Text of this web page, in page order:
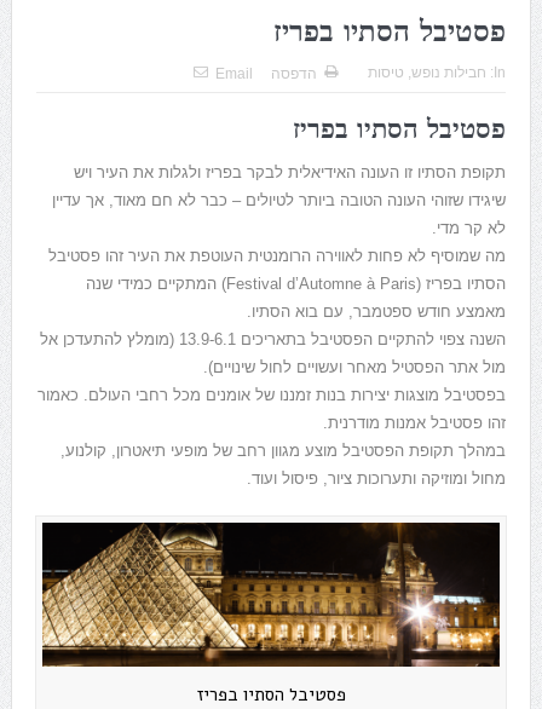
פסטיבל הסתיו בפריז
In: חבילות נופש, טיסות הדפסה Email
פסטיבל הסתיו בפריז
תקופת הסתיו זו העונה האידיאלית לבקר בפריז ולגלות את העיר ויש
שיגידו שזוהי העונה הטובה ביותר לטיולים – כבר לא חם מאוד, אך עדיין
לא קר מדי.
מה שמוסיף לא פחות לאווירה הרומנטית העוטפת את העיר זהו פסטיבל
הסתיו בפריז (Festival d’Automne à Paris) המתקיים כמידי שנה
מאמצע חודש ספטמבר, עם בוא הסתיו.
השנה צפוי להתקיים הפסטיבל בתאריכים 13.9-6.1 (מומלץ להתעדכן אל
מול אתר הפסטיל מאחר ועשויים לחול שינויים).
בפסטיבל מוצגות יצירות בנות זמננו של אומנים מכל רחבי העולם. כאמור
זהו פסטיבל אמנות מודרנית.
במהלך תקופת הפסטיבל מוצע מגוון רחב של מופעי תיאטרון, קולנוע,
מחול ומוזיקה ותערוכות ציור, פיסול ועוד.
פסטיבל הסתיו בפריז